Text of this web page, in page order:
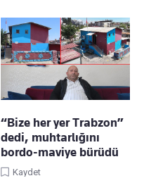
“Bize her yer Trabzon”
dedi, muhtarlığını
bordo-maviye bürüdü
Kaydet